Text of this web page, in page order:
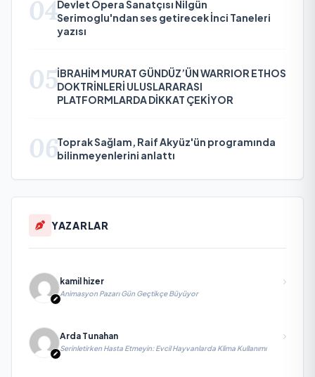
04Devlet Opera Sanatçısı Nilgün
Serimoglu'ndan ses getirecek İnci Taneleri
yazısı
05İBRAHİM MURAT GÜNDÜZ’ÜN WARRIOR ETHOS
DOKTRİNLERİ ULUSLARARASI
PLATFORMLARDA DİKKAT ÇEKİYOR
06Toprak Sağlam, Raif Akyüz'ün programında
bilinmeyenlerini anlattı
YAZARLAR
kamil hizer
Animasyon Pazarı Gün Geçtikçe Büyüyor
Arda Tunahan
Serinletirken Hasta Etmeyin: Evcil Hayvanlarda Klima Kullanımı